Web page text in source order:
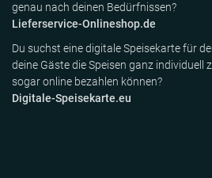
genau nach deinen Bedürfnissen?
Lieferservice-Onlineshop.de
Du suchst eine digitale Speisekarte für
deine Gäste die Speisen ganz individuell
sogar online bezahlen können?
Digitale-Speisekarte.eu